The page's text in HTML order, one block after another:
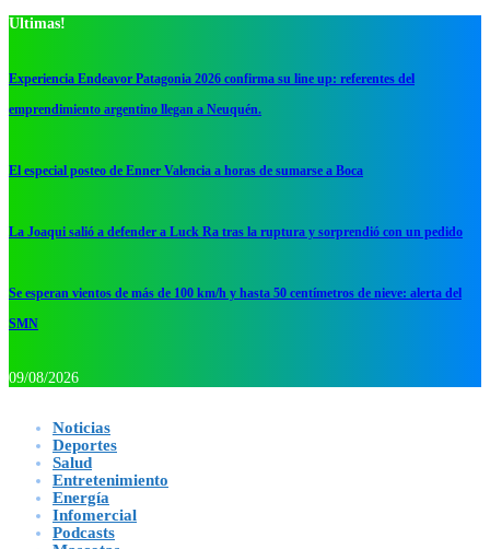
Ultimas!
Experiencia Endeavor Patagonia 2026 confirma su line up: referentes del
emprendimiento argentino llegan a Neuquén.
El especial posteo de Enner Valencia a horas de sumarse a Boca
La Joaqui salió a defender a Luck Ra tras la ruptura y sorprendió con un pedido
Se esperan vientos de más de 100 km/h y hasta 50 centímetros de nieve: alerta del
SMN
09/08/2026
Noticias
Deportes
Salud
Entretenimiento
Energía
Infomercial
Podcasts